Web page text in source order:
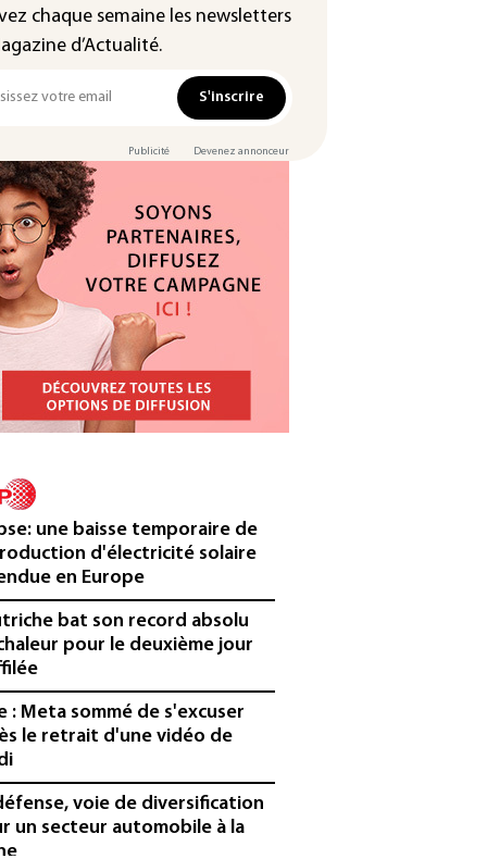
chaque semaine les newsletters
d’Actualité.
S'inscrire
Publicité Devenez annonceur
une baisse temporaire de
d'électricité solaire
en Europe
bat son record absolu
pour le deuxième jour
: Meta sommé de s'excuser
le retrait d'une vidéo de
voie de diversification
un secteur automobile à la